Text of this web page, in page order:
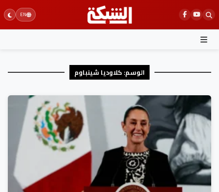
Skip
to
content
EN
الوسم: كلاوديا شينباوم